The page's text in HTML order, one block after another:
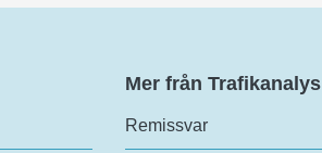
Mer från Trafikanalys
Remissvar